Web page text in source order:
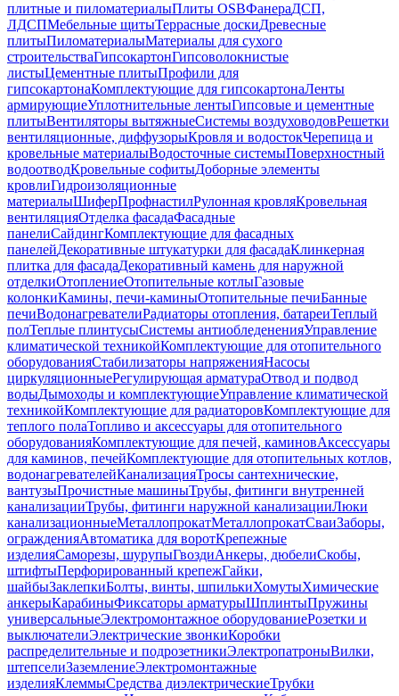
плитные и пиломатериалыПлиты OSBФанераДСП,
ЛДСПМебельные щитыТеррасные доскиДревесные
плитыПиломатериалыМатериалы для сухого
строительстваГипсокартонГипсоволокнистые
листыЦементные плитыПрофили для
гипсокартонаКомплектующие для гипсокартонаЛенты
армирующиеУплотнительные лентыГипсовые и цементные
плитыВентиляторы вытяжныеСистемы воздуховодовРешетки
вентиляционные, диффузорыКровля и водостокЧерепица и
кровельные материалыВодосточные системыПоверхностный
водоотводКровельные софитыДоборные элементы
кровлиГидроизоляционные
материалыШиферПрофнастилРулонная кровляКровельная
вентиляцияОтделка фасадаФасадные
панелиСайдингКомплектующие для фасадных
панелейДекоративные штукатурки для фасадаКлинкерная
плитка для фасадаДекоративный камень для наружной
отделкиОтоплениеОтопительные котлыГазовые
колонкиКамины, печи-каминыОтопительные печиБанные
печиВодонагревателиРадиаторы отопления, батареиТеплый
полТеплые плинтусыСистемы антиобледененияУправление
климатической техникойКомплектующие для отопительного
оборудованияСтабилизаторы напряженияНасосы
циркуляционныеРегулирующая арматураОтвод и подвод
водыДымоходы и комплектующиеУправление климатической
техникойКомплектующие для радиаторовКомплектующие для
теплого полаТопливо и аксессуары для отопительного
оборудованияКомплектующие для печей, каминовАксессуары
для каминов, печейКомплектующие для отопительных котлов,
водонагревателейКанализацияТросы сантехнические,
вантузыПрочистные машиныТрубы, фитинги внутренней
канализацииТрубы, фитинги наружной канализацииЛюки
канализационныеМеталлопрокатМеталлопрокатСваиЗаборы,
огражденияАвтоматика для воротКрепежные
изделияСаморезы, шурупыГвоздиАнкеры, дюбелиСкобы,
штифтыПерфорированный крепежГайки,
шайбыЗаклепкиБолты, винты, шпилькиХомутыХимические
анкерыКарабиныФиксаторы арматурыШплинтыПружины
универсальныеЭлектромонтажное оборудованиеРозетки и
выключателиЭлектрические звонкиКоробки
распределительные и подрозетникиЭлектропатроныВилки,
штепселиЗаземлениеЭлектромонтажные
изделияКлеммыСредства диэлектрическиеТрубки